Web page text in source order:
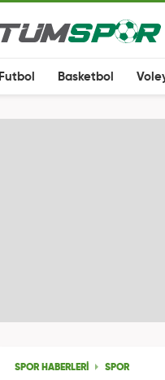
Futbol Basketbol
SPOR HABERLERİ SPOR